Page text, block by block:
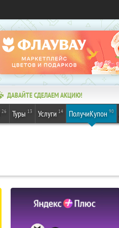
ДАВАЙТЕ СДЕЛАЕМ АКЦИЮ!
26 Туры 13 Услуги 14 ПолучиКупон 90